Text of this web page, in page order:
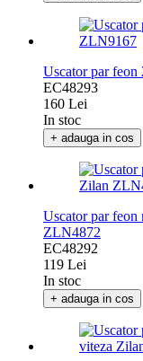
Uscator par feon
EC48293
160 Lei
In stoc
Uscator par feon
ZLN4872
EC48292
119 Lei
In stoc